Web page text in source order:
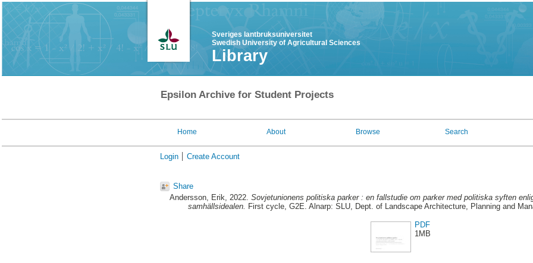
Sveriges lantbruksuniversitet
Swedish University of Agricultural Sciences
Library
Epsilon Archive for Student Projects
Home About Browse Search
Login Create Account
Share
Andersson, Erik, 2022. Sovjetunionens politiska parker : en fallstudie om parker med politiska syften
samhällsidealen. First cycle, G2E. Alnarp: SLU, Dept. of Landscape Architecture, Planning and
PDF
1MB